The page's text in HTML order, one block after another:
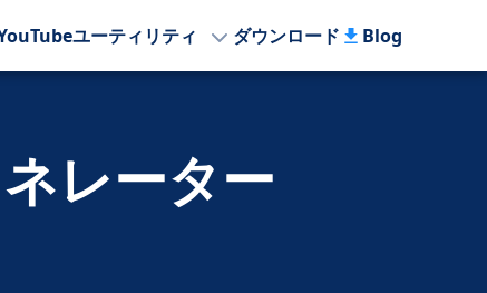
ユーティリティ ダウンロード Blog
レーター